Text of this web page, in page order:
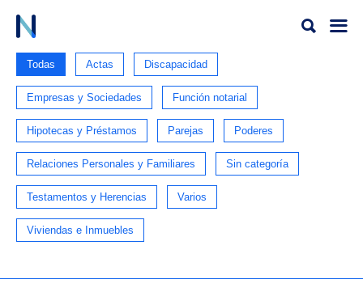
Todas Actas Discapacidad
Empresas y Sociedades Función notarial
Hipotecas y Préstamos Parejas Poderes
Relaciones Personales y Familiares Sin categoría
Testamentos y Herencias Varios
Viviendas e Inmuebles